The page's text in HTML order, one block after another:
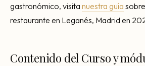
gastronómico, visita nuestra guía
restaurante en Leganés, Madrid en
Contenido del Curso y